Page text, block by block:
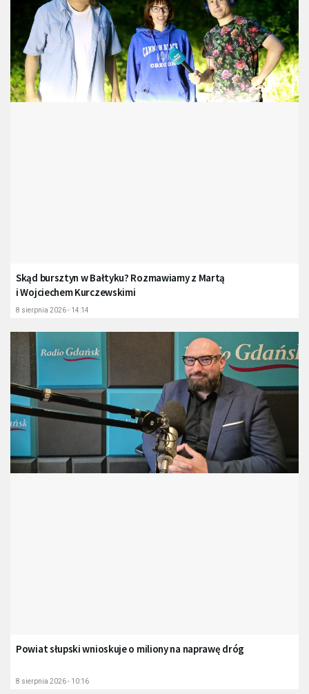
Skąd bursztyn w Bałtyku? Rozmawiamy z Martą
i Wojciechem Kurczewskimi
8 sierpnia 2026 - 14:14
Powiat słupski wnioskuje o miliony na naprawę dróg
8 sierpnia 2026 - 10:16